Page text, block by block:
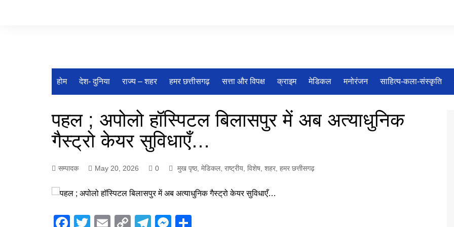
होम देश- दुनिया राज्य – शहर हमर छत्तीसगढ़ सत्ता और विपक्ष क्राइम मेडिकल मनोरंजन साहित्य-कला-संस्कृति
पहल ; अपोलो हॉस्पिटल बिलासपुर में अब अत्याधुनिक
गैस्ट्रो केयर सुविधाएँ…
सम्पादक May 20, 2026 0 मुख पृष्ठ, मेडिकल, राष्ट्रीय विशेष शहर हमर छत्तीसगढ़
F
T
E
C
T
M